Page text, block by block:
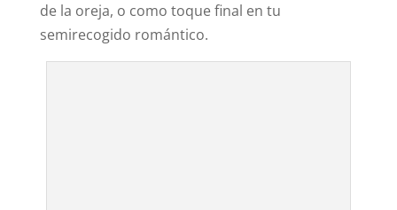
de la oreja, o como toque final en tu
semirecogido romántico.